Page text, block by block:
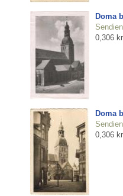
Doma
0,306
Doma
0,306